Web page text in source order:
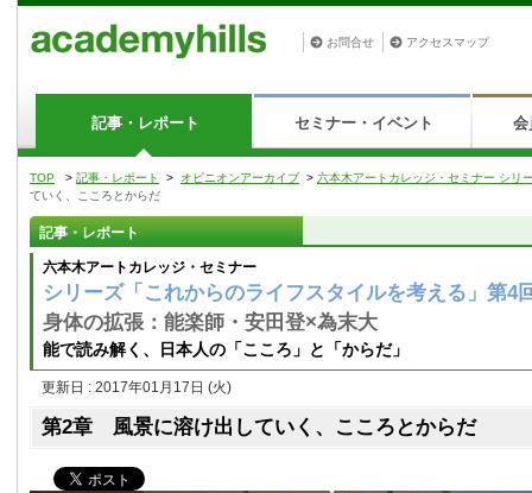
お問合せ アクセスマップ
記事・レポート セミナー・イベント 会
TOP > 記事・レポート > オピニオンアーカイブ > 六本木アートカレッジ・セミナー シリ
ていく、こころとからだ
記事・レポート
六本木アートカレッジ・セミナー
シリーズ「これからのライフスタイルを考える」第4
身体の拡張：能楽師・安田登×為末大
能で読み解く、日本人の「こころ」と「からだ」
更新日 : 2017年01月17日 (火)
第2章 風景に溶け出していく、こころとからだ